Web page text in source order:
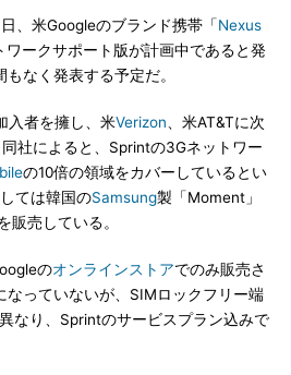
、米Googleのブランド携帯「Nexus
ワークサポート版が計画中であると発
なく発表する予定だ。
者を擁し、米Verizon 、米AT&Tに次
社によると、Sprintの3Gネットワー
の10倍の領域をカバーしているとい
ては韓国のSamsung製「Moment」
販売している。
のオンラインストアでのみ販売さ
なっていないが、SIMロックフリー端
なり、Sprintのサービスプラン込みで